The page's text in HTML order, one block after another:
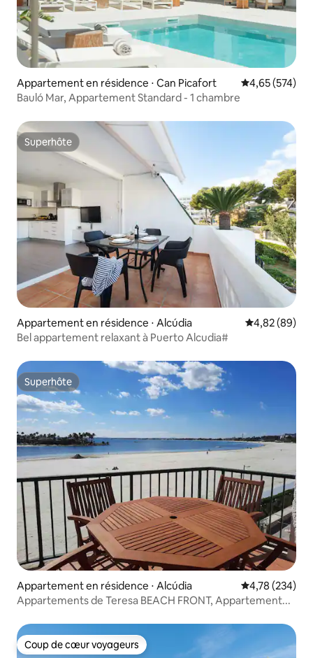
Appartement en résidence ⋅ Can Picafort Évaluation
4,65 (574)
Bauló Mar, Appartement Standard - 1 chambre
Superhôte
Superhôte
Appartement en résidence ⋅ Alcúdia Évaluation
4,82 (89)
Bel appartement relaxant à Puerto Alcudia#
Superhôte
Superhôte
Appartement en résidence ⋅ Alcúdia Évaluation
4,78 (234)
Appartements de Teresa BEACH FRONT, Appartement...
Coup de cœur voyageurs
Coup de cœur voyageurs